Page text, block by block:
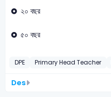
২০ বছর
৫০ বছর
DPE Primary Head Teacher
Des